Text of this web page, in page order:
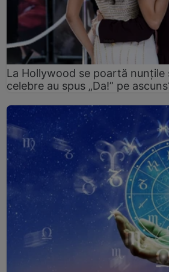
La Hollywood se poartă nunțile
celebre au spus „Da!” pe